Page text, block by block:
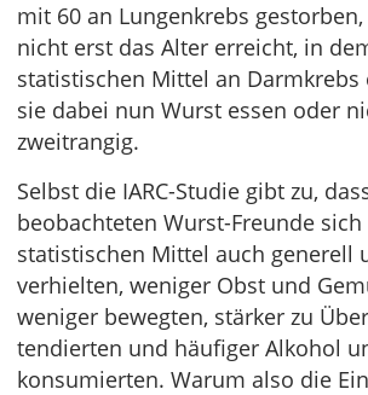
mit 60 an Lungenkrebs
nicht erst das Alter erreicht, in
statistischen Mittel an Darmkrebs
sie dabei nun Wurst essen oder
zweitrangig.
Selbst die IARC-Studie gibt zu,
beobachteten Wurst-Freunde
statistischen Mittel auch generell
verhielten, weniger Obst und
weniger bewegten, stärker zu
tendierten und häufiger Alkohol
konsumierten. Warum also die